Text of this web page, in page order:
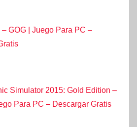
– GOG | Juego Para PC –
Simulator 2015: Gold Edition –
Para PC – Descargar Gratis